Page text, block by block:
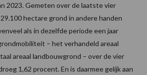
2023. Gemeten over de laatste vier
hectare grond in andere handen
als in dezelfde periode een jaar
– het verhandeld areaal
areaal landbouwgrond – over de vier
1,62 procent. En is daarmee gelijk aan